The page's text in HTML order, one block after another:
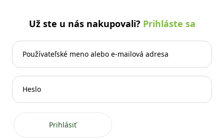
Už ste u nás nakupovali? Prihláste sa
Prihlásiť